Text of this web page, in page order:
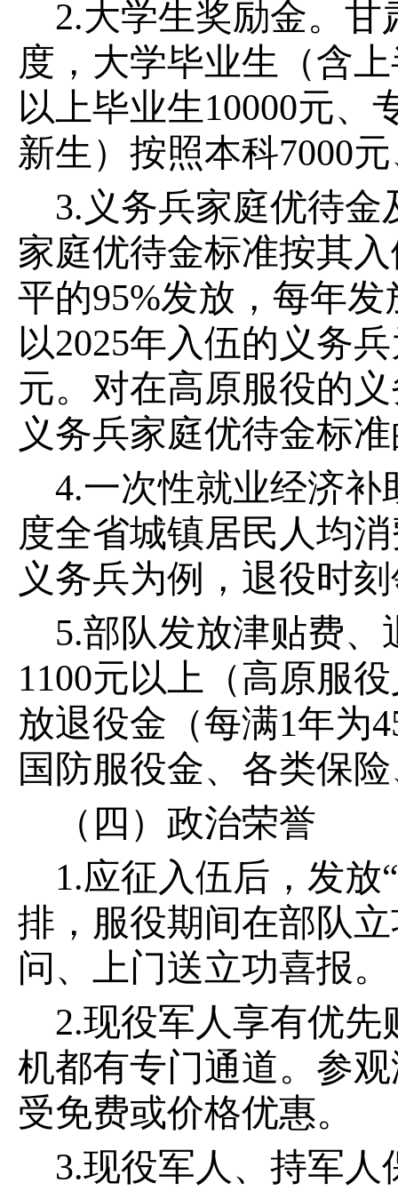
2.大学生奖励金。
度，大学毕业生（含
以上毕业生10000元、
新生）按照本科7000
3.义务兵家庭优待
家庭优待金标准按其
平的95%发放，每年
以2025年入伍的义务
元。对在高原服役的
义务兵家庭优待金标
4.一次性就业经济
度全省城镇居民人均
义务兵为例，退役时
5.部队发放津贴费
1100元以上（高原服
放退役金（每满1年为
国防服役金、各类保
（四）政治荣誉
1.应征入伍后，发
排，服役期间在部队
问、上门送立功喜报。
2.现役军人享有优
机都有专门通道。参
受免费或价格优惠。
3.现役军人、持军